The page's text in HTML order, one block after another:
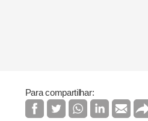
Para compartilhar: